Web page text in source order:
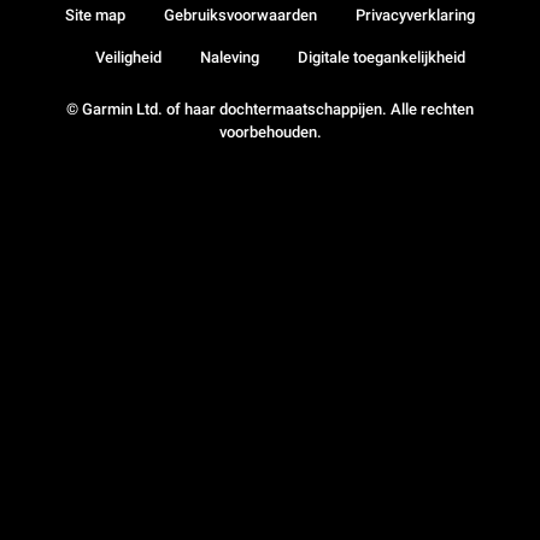
© Garmin Ltd. of haar dochtermaatschappijen. Alle rechten
voorbehouden.
Site map Gebruiksvoorwaarden Privacyverklaring
Veiligheid Naleving Digitale toegankelijkheid